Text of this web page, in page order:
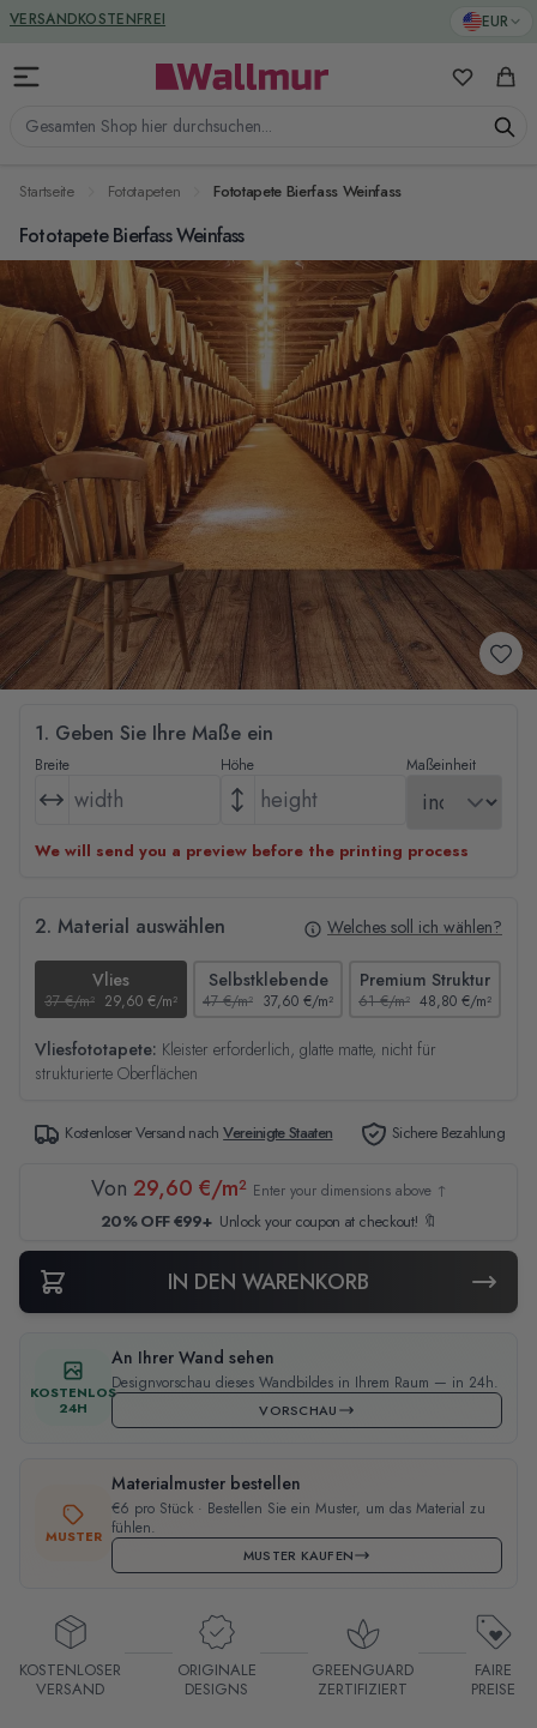
Zum Inhalt springen EUR
Gesamten Shop hier durchsuchen...
Meine
VERSANDKOSTENFREI
GREENGUARD ZERTIFIZIERT
Startseite Fototapeten Fototapete Bierfass Weinfass
Fototapete Bierfass Weinfass
1. Geben Sie Ihre Maße ein
Breite Höhe Maßeinheit
We will send you a preview before the printing process
2. Material auswählen Welches soll ich wählen?
Vlies
37 €/m² 29,60 €/m²
Selbstklebende
47 €/m² 37,60 €/m²
Premium Struktur
61 €/m² 48,80 €/m²
Vliesfototapete: Kleister erforderlich, glatte matte, nicht für
strukturierte Oberflächen
Kostenloser Versand nachVereinigte Staaten Sichere Bezahlung
Von 29,60 €/m² Enter your dimensions above ↑
20% OFF €99+ Unlock your coupon at checkout! 🔖
IN DEN WARENKORB
KOSTENLOS
24H
An Ihrer Wand sehen
Designvorschau dieses Wandbildes in Ihrem Raum — in 24h.
VORSCHAU
MUSTER
Materialmuster bestellen
€6 pro Stück · Bestellen Sie ein Muster, um das Material zu
fühlen.
MUSTER KAUFEN
KOSTENLOSER
VERSAND
ORIGINALE
DESIGNS
GREENGUARD
ZERTIFIZIERT
FAIRE
PREISE